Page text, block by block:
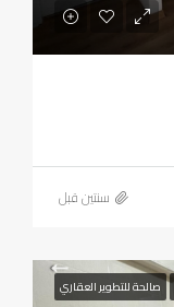
‏سنتين قبل
صالحة للتطوير العقاري